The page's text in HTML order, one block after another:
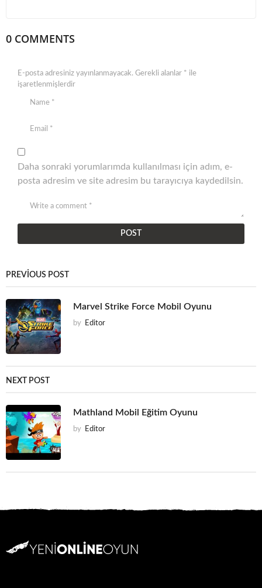
0 COMMENTS
E-posta adresiniz yayınlanmayacak. Gerekli alanlar * ile
işaretlenmişlerdir
Daha sonraki yorumlarımda kullanılması için adım, e-
posta adresim ve site adresim bu tarayıcıya kaydedilsin.
PREVIOUS POST
Marvel Strike Force Mobil Oyunu
by Editor
NEXT POST
Mathland Mobil Eğitim Oyunu
by Editor